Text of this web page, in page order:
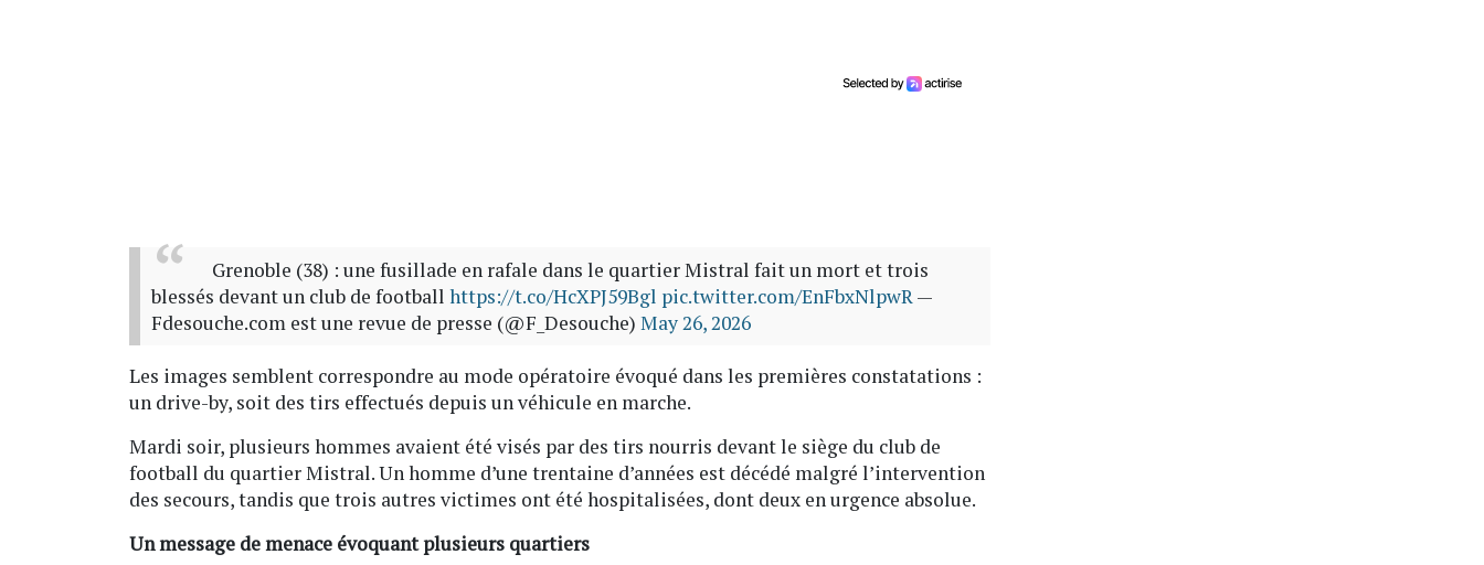
Grenoble (38) : une fusillade en rafale dans le quartier Mistral fait un mort et trois
blessés devant un club de football https://t.co/HcXPJ59Bgl pic.twitter.com/EnFbxNlpwR —
Fdesouche.com est une revue de presse (@F_Desouche) May 26, 2026
Les images semblent correspondre au mode opératoire évoqué dans les premières constatations :
un drive-by, soit des tirs effectués depuis un véhicule en marche.
Mardi soir, plusieurs hommes avaient été visés par des tirs nourris devant le siège du club de
football du quartier Mistral. Un homme d’une trentaine d’années est décédé malgré l’intervention
des secours, tandis que trois autres victimes ont été hospitalisées, dont deux en urgence absolue.
Un message de menace évoquant plusieurs quartiers